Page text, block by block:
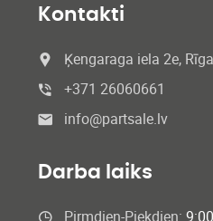
Kontakti
Ķengaraga iela 2e, Rīga
+371 26060661
info@partsale.lv
Darba laiks
Pirmdien-Piekdien: